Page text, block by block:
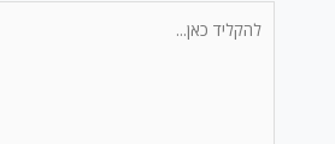
להקליד
כאן...